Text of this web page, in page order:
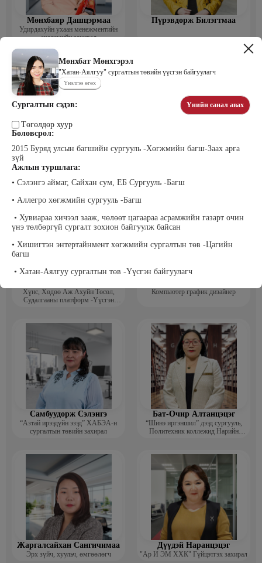
Мөнхбат Мөнхгэрэл
"Хатан-Аялгуу" сургалтын төвийн үүсгэн байгуулагч
Үнэлгээ өгөх
Сургалтын сэдэв: Үнийн санал авах
Төгөлдөр хуур
Боловсрол:
2015 Буряд улсын багшийн сургууль -Хөгжмийн багш-Заах арга
зүй
Ажлын туршлага:
• Сэлэнгэ аймаг, Сайхан сум, ЕБ Сургууль -Багш
• Аллегро хөгжмийн сургууль -Багш
• Хувиараа хичээл зааж, чөлөөт цагаараа асрамжийн газарт очин
үнэ төлбөргүй сургалт зохион байгуулж байсан
• Хишигтэн энтертайнмент хөгжмийн сургалтын төв -Цагийн
багш
• Хатан-Аялгуу сургалтын төв -Үүсгэн байгуулагч
Мөнхбаяр Дашцэрмаа
Удирдахуйн ухаан менежментийн
академийн захирал
Пүрэвдорж Билэгтмаа
Мөнгөнрейс Пүрэвдорж
Программист, График дизайнер,
Багш
Өлзийсайхан Золбаяр
Хүнс, Хөдөө Аж Ахуйн Төсөл,
Судалгааны платформ -Үүсгэн
Компьютер график дизайнер
Самбуудорж Сэлэнгэ
“Азтай ирээдүйн эзэд” ХАБЭА-н
сургалтын төвийн захирал
Бат-Очир Алтанцэцэг
“Шинэ иргэншил” дээд сургууль,
Политехник коллежид Нарийн
багш
Жаргалсайхан Сангичимаа
Эрх зүйч, хуульч, өмгөөлөгч
Дүүдэй Наранцэцэг
"Ар И ЭМ ХХК" Гүйцэтгэх захирал